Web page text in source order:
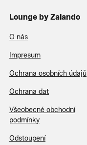
Lounge by Zalando
O nás
Impresum
Ochrana osobních údajů
Ochrana dat
Všeobecné obchodní
podmínky
Odstoupení